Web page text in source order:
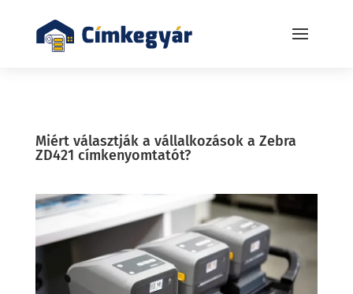
Miért választják a vállalkozások a Zebra
ZD421 címkenyomtatót?